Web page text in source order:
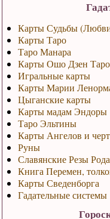
Карты Судьбы
Карты Таро
Таро Манара
Карты Ошо Дзен Таро
Игральные карты
Карты Марии
Цыганские карты
Карты мадам Эндоры
Таро Эльтины
Карты Ангелов и
Руны
Славянские Резы Рода
Книга Перемен,
Карты Сведенборга
Гадательные системы